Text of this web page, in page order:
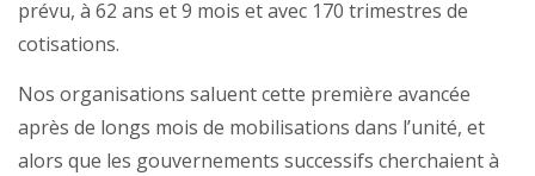
prévu, à 62 ans et 9 mois et avec 170 trimestres de
cotisations.
Nos organisations saluent cette première avancée
après de longs mois de mobilisations dans l’unité, et
alors que les gouvernements successifs cherchaient à